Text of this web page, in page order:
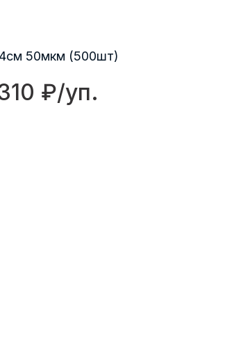
4см 50мкм (500шт)
₽/уп.